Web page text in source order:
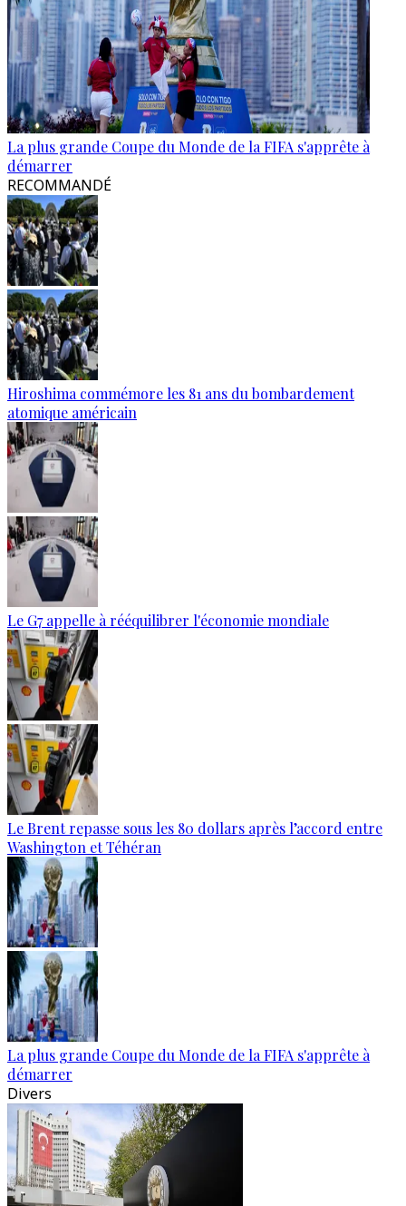
La plus grande Coupe du Monde de la FIFA s'apprête à
démarrer
RECOMMANDÉ
Hiroshima commémore les 81 ans du bombardement
atomique américain
Le G7 appelle à rééquilibrer l'économie mondiale
Le Brent repasse sous les 80 dollars après l’accord entre
Washington et Téhéran
La plus grande Coupe du Monde de la FIFA s'apprête à
démarrer
Divers